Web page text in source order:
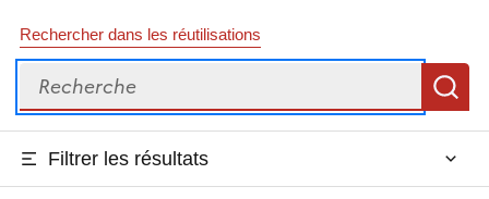
Rechercher dans les réutilisations
Recherche
Filtrer les résultats